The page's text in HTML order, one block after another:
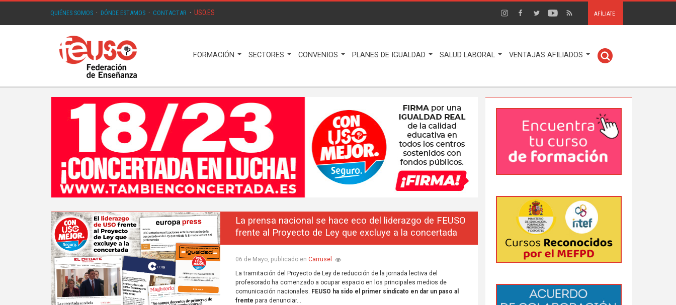
QUIÉNES SOMOS · DÓNDE ESTAMOS · CONTACTAR · USO.ES AFÍLIATE
FORMACIÓN SECTORES CONVENIOS PLANES DE IGUALDAD SALUD LABORAL VENTAJAS AFILIADOS
La prensa nacional se hace eco del liderazgo de FEUSO
frente al Proyecto de Ley que excluye a la concertada
06 de Mayo, publicado en Carrusel
La tramitación del Proyecto de Ley de reducción de la jornada lectiva del
profesorado ha comenzado a ocupar espacio en los principales medios de
comunicación nacionales. FEUSO ha sido el primer sindicato en dar un paso al
frente para denunciar...